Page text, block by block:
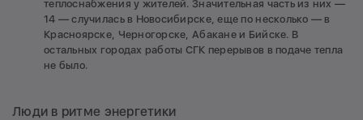
теплоснабжения у жителей. Значительная часть из них —
14 — случилась в Новосибирске, еще по несколько — в
Красноярске, Черногорске, Абакане и Бийске. В
остальных городах работы СГК перерывов в подаче тепла
не было.
Люди в ритме энергетики